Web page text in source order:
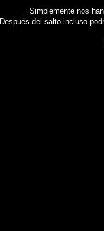
Simplemente nos
Después del salto incluso